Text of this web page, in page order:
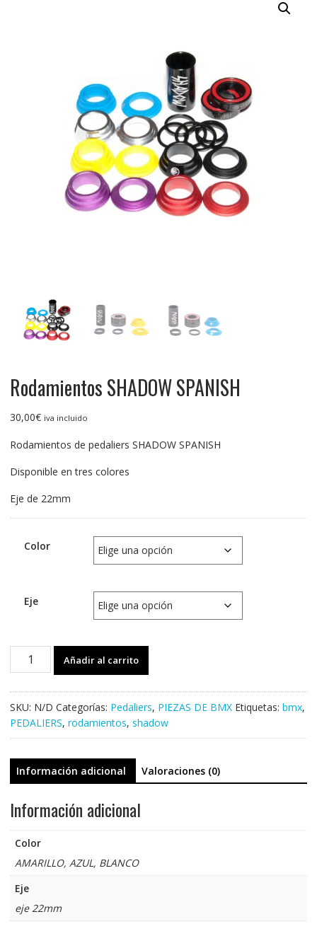
Rodamientos SHADOW SPANISH
30,00€ iva incluido
Rodamientos de pedaliers SHADOW SPANISH
Disponible en tres colores
Eje de 22mm
Color
Eje
Rodamientos
Añadir al carrito
SKU: N/D Categorías: Pedaliers, PIEZAS DE BMX Etiquetas: bmx,
PEDALIERS, rodamientos, shadow
Información adicional Valoraciones (0)
Información adicional
Color
AMARILLO, AZUL, BLANCO
Eje
eje 22mm